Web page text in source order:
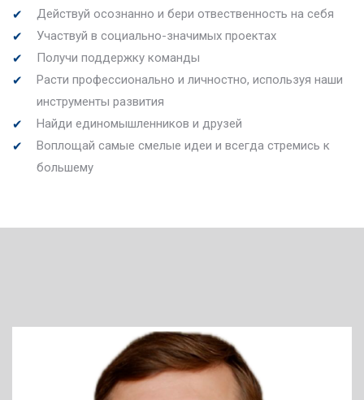
Действуй осознанно и бери отвественность на себя
Участвуй в социально-значимых проектах
Получи поддержку команды
Расти профессионально и личностно, используя наши
инструменты развития
Найди единомышленников и друзей
Воплощай самые смелые идеи и всегда стремись к
большему